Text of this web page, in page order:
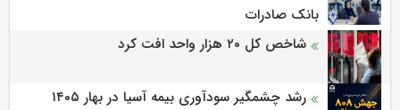
بانک صادرات
شاخص کل ۲۰ هزار واحد افت کرد
رشد چشمگیر سودآوری بیمه آسیا در بهار ۱۴۰۵